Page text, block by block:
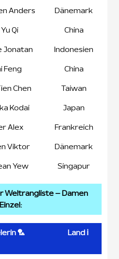
Anders Dänemark
Qi China
Jonatan Indonesien
Feng China
Chen Taiwan
Kodai Japan
Alex Frankreich
Viktor Dänemark
Yew Singapur
Weltrangliste – Damen
Einzel:
🏸 Land ℹ️